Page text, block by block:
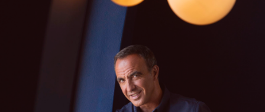
Notre « Incolettre » mensuelle